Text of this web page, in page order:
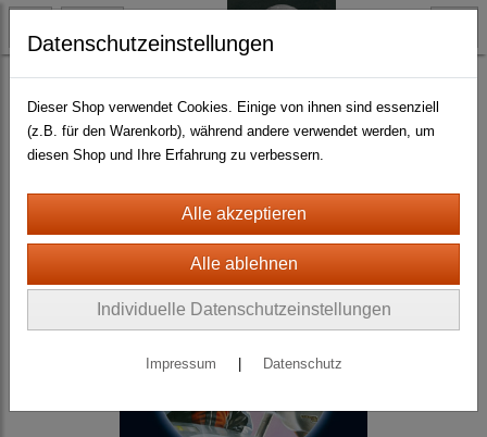
Science Fiction Ren Dhark : Weg ins Weltall
Datenschutzeinstellungen
Dieser Shop verwendet Cookies. Einige von ihnen sind essenziell
(z.B. für den Warenkorb), während andere verwendet werden, um
diesen Shop und Ihre Erfahrung zu verbessern.
Individuelle Datenschutzeinstellungen
Impressum Datenschutz